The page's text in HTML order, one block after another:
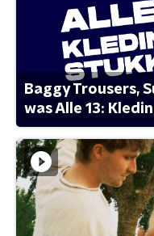
Baggy Trousers,
was Alle 13: